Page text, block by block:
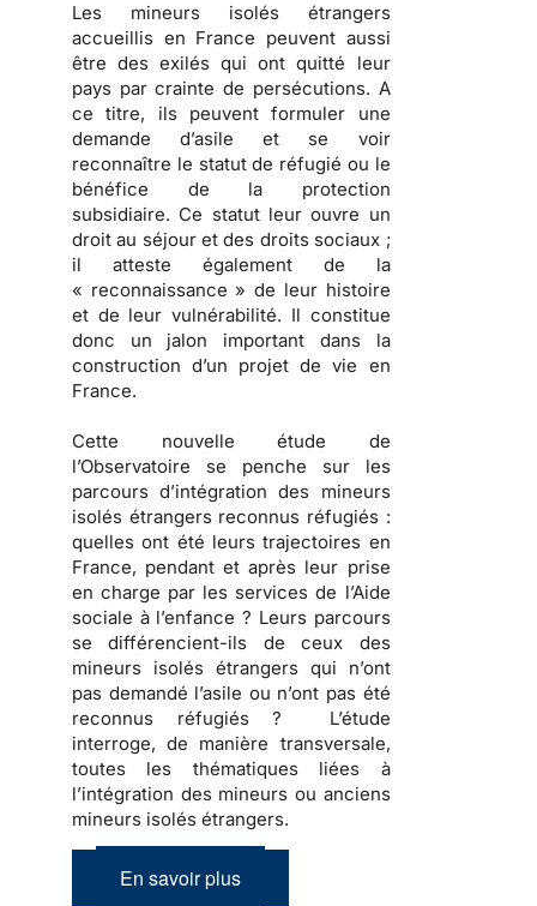
Les mineurs isolés étrangers
accueillis en France peuvent aussi
être des exilés qui ont quitté leur
pays par crainte de persécutions. A
ce titre, ils peuvent formuler une
demande d’asile et se voir
reconnaître le statut de réfugié ou le
bénéfice de la protection
subsidiaire. Ce statut leur ouvre un
droit au séjour et des droits sociaux ;
il atteste également de la
« reconnaissance » de leur histoire
et de leur vulnérabilité. Il constitue
donc un jalon important dans la
construction d’un projet de vie en
France.
Cette nouvelle étude de
l’Observatoire se penche sur les
parcours d’intégration des mineurs
isolés étrangers reconnus réfugiés :
quelles ont été leurs trajectoires en
France, pendant et après leur prise
en charge par les services de l’Aide
sociale à l’enfance ? Leurs parcours
se différencient-ils de ceux des
mineurs isolés étrangers qui n’ont
pas demandé l’asile ou n’ont pas été
reconnus réfugiés ? L’étude
interroge, de manière transversale,
toutes les thématiques liées à
l’intégration des mineurs ou anciens
mineurs isolés étrangers.
En savoir plus